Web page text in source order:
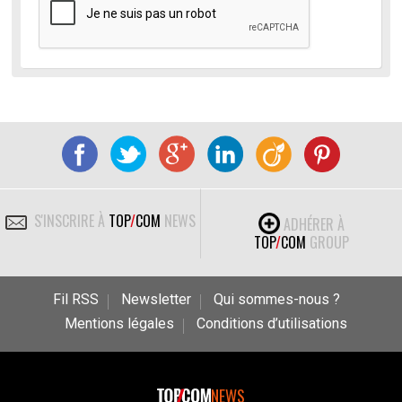
S'INSCRIRE À TOP/COM NEWS
ADHÉRER À
TOP/COM GROUP
Fil RSS Newsletter
Qui sommes-nous ?
Mentions légales
Conditions d’utilisations
NEWS